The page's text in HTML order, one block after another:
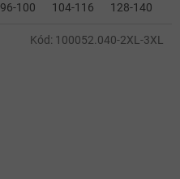
96-100 104-116 128-140
Kód: 100052.040-2XL-3XL